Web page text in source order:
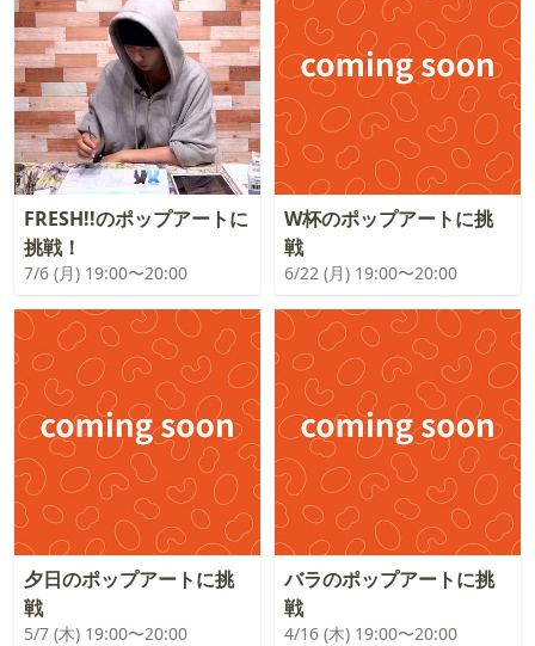
FRESH!!のポップアートに
挑戦！
7/6 (月) 19:00〜20:00
W杯のポップアートに挑
戦
6/22 (月) 19:00〜20:00
夕日のポップアートに挑
戦
5/7 (木) 19:00〜20:00
バラのポップアートに挑
戦
4/16 (木) 19:00〜20:00